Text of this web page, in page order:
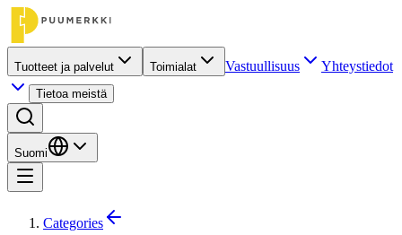
Tuotteet ja palvelut Toimialat Vastuullisuus Yhteystiedot
Tietoa meistä
Suomi
Categories